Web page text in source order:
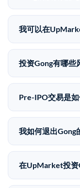
Gong没有公开股
知股价来自其最近
同。
我可以在
可以。合格投资者
upmarket.co创建
50,000美元。
自2019年以来已
投资Gong有哪些
Pre-IPO投资存在
味着没有公开市场
可能全部损失的准
可能大幅波动。投
Pre-IPO交易是
在Pre-IPO交易中
股东（如员工、早
为FINRA注册的经
理合规、文件和结
我如何退出Gong
Pre-IPO持股主要
售给其他买家，或
市场条件。任何退
在UpMarket投资
UpMarket上大多